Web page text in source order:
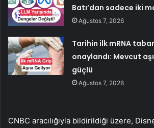
Batı’dan sadece iki
Ağustos 7, 2026
Tarihin ilk mRNA
onaylandı: Mevcut
güçlü
Ağustos 7, 2026
CNBC aracılığıyla bildirildiği üzere,